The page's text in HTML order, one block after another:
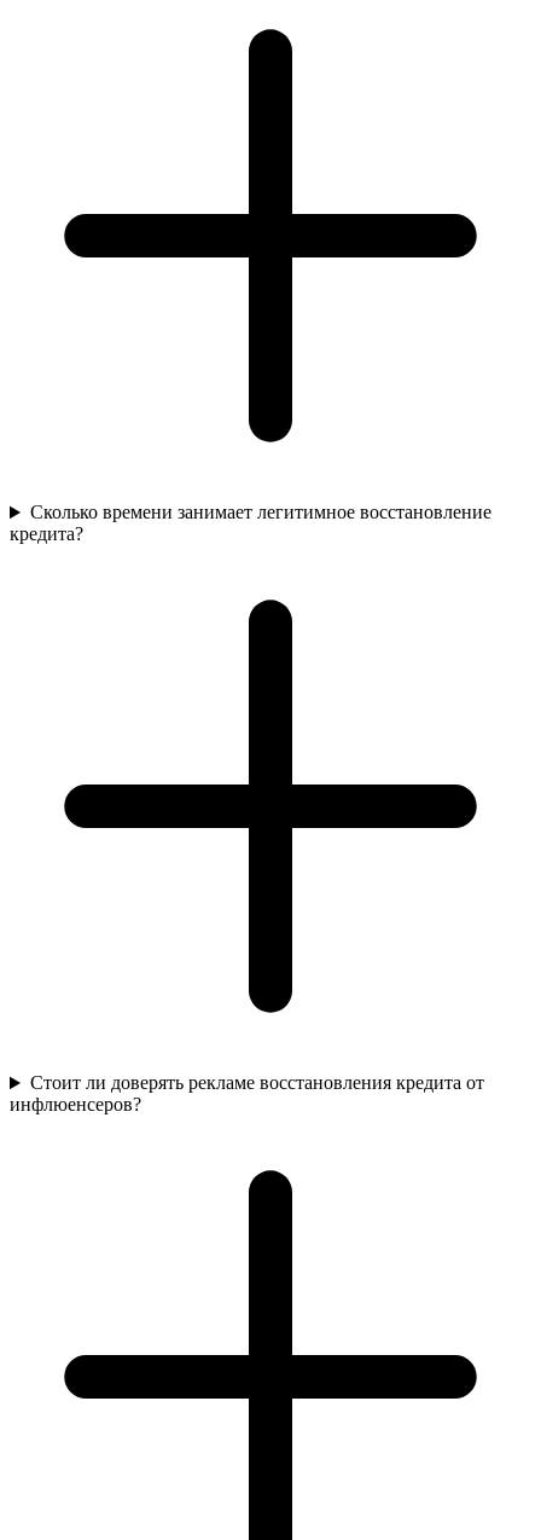
Сколько времени занимает легитимное восстановление
кредита?
Стоит ли доверять рекламе восстановления кредита от
инфлюенсеров?